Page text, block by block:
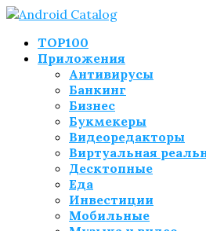
TOP100
Приложения
Антивирусы
Банкинг
Бизнес
Букмекеры
Видеоредакторы
Виртуальная
Десктопные
Еда
Инвестиции
Мобильные